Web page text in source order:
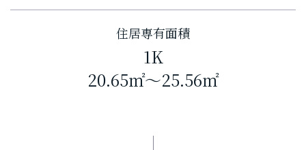
住居専有面積
1K
20.65㎡～25.56㎡